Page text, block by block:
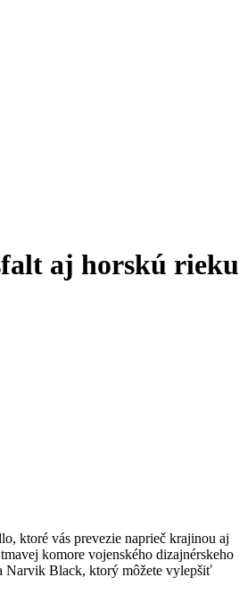
aj horskú rieku
ktoré vás prevezie naprieč krajinou aj
komore vojenského dizajnérskeho
Narvik Black, ktorý môžete vylepšiť